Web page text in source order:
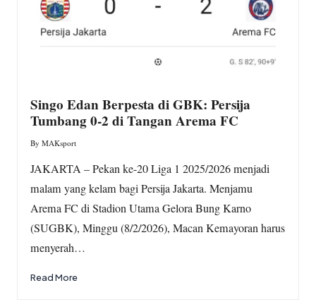
Singo Edan Berpesta di GBK: Persija
Tumbang 0-2 di Tangan Arema FC
Posted
by
By MAKsport
JAKARTA – Pekan ke-20 Liga 1 2025/2026 menjadi
malam yang kelam bagi Persija Jakarta. Menjamu
Arema FC di Stadion Utama Gelora Bung Karno
(SUGBK), Minggu (8/2/2026), Macan Kemayoran harus
menyerah…
Read More